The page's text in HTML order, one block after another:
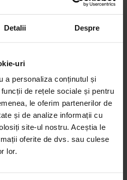
Detalii Despre
uri
a personaliza conținutul și
de rețele sociale și pentru
le oferim partenerilor de
și de analize informații cu
site-ul nostru. Aceștia le
oferite de dvs. sau culese
lor.
la cerere,
solutioneaza plangeri si
agentiile de turism.
cat si evaluari
la nivelul intregii
este la dispozitia
din 24, 7 zile din 7 in
producerii unui